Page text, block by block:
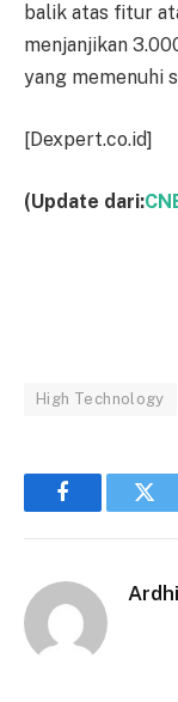
balik atas fitur
menjanjikan
yang memenuhi
[Dexpert.co.id]
(Update dari:
High Technology
Facebook